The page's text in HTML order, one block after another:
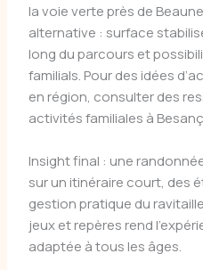
la voie verte près de
alternative : surface
long du parcours et
familials. Pour des idées
en région, consulter des
activités familiales à
Insight final : une
sur un itinéraire court, des
gestion pratique du
jeux et repères rend
adaptée à tous les âges.